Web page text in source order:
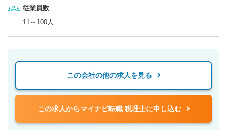
従業員数
11～100人
この会社の他の求人を見る
この求人からマイナビ転職 税理士に申し込む